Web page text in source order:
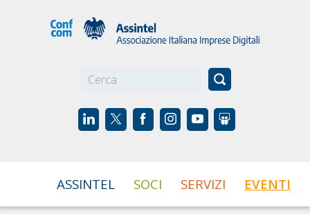
ASSINTEL SOCI SERVIZI EVENTI